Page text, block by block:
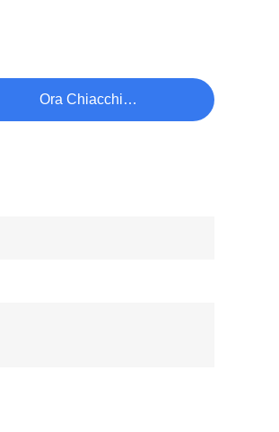
Ora Chiacchieri